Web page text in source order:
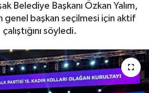
Belediye Başkanı Özkan Yalım,
genel başkan seçilmesi için aktif
çalıştığını söyledi.